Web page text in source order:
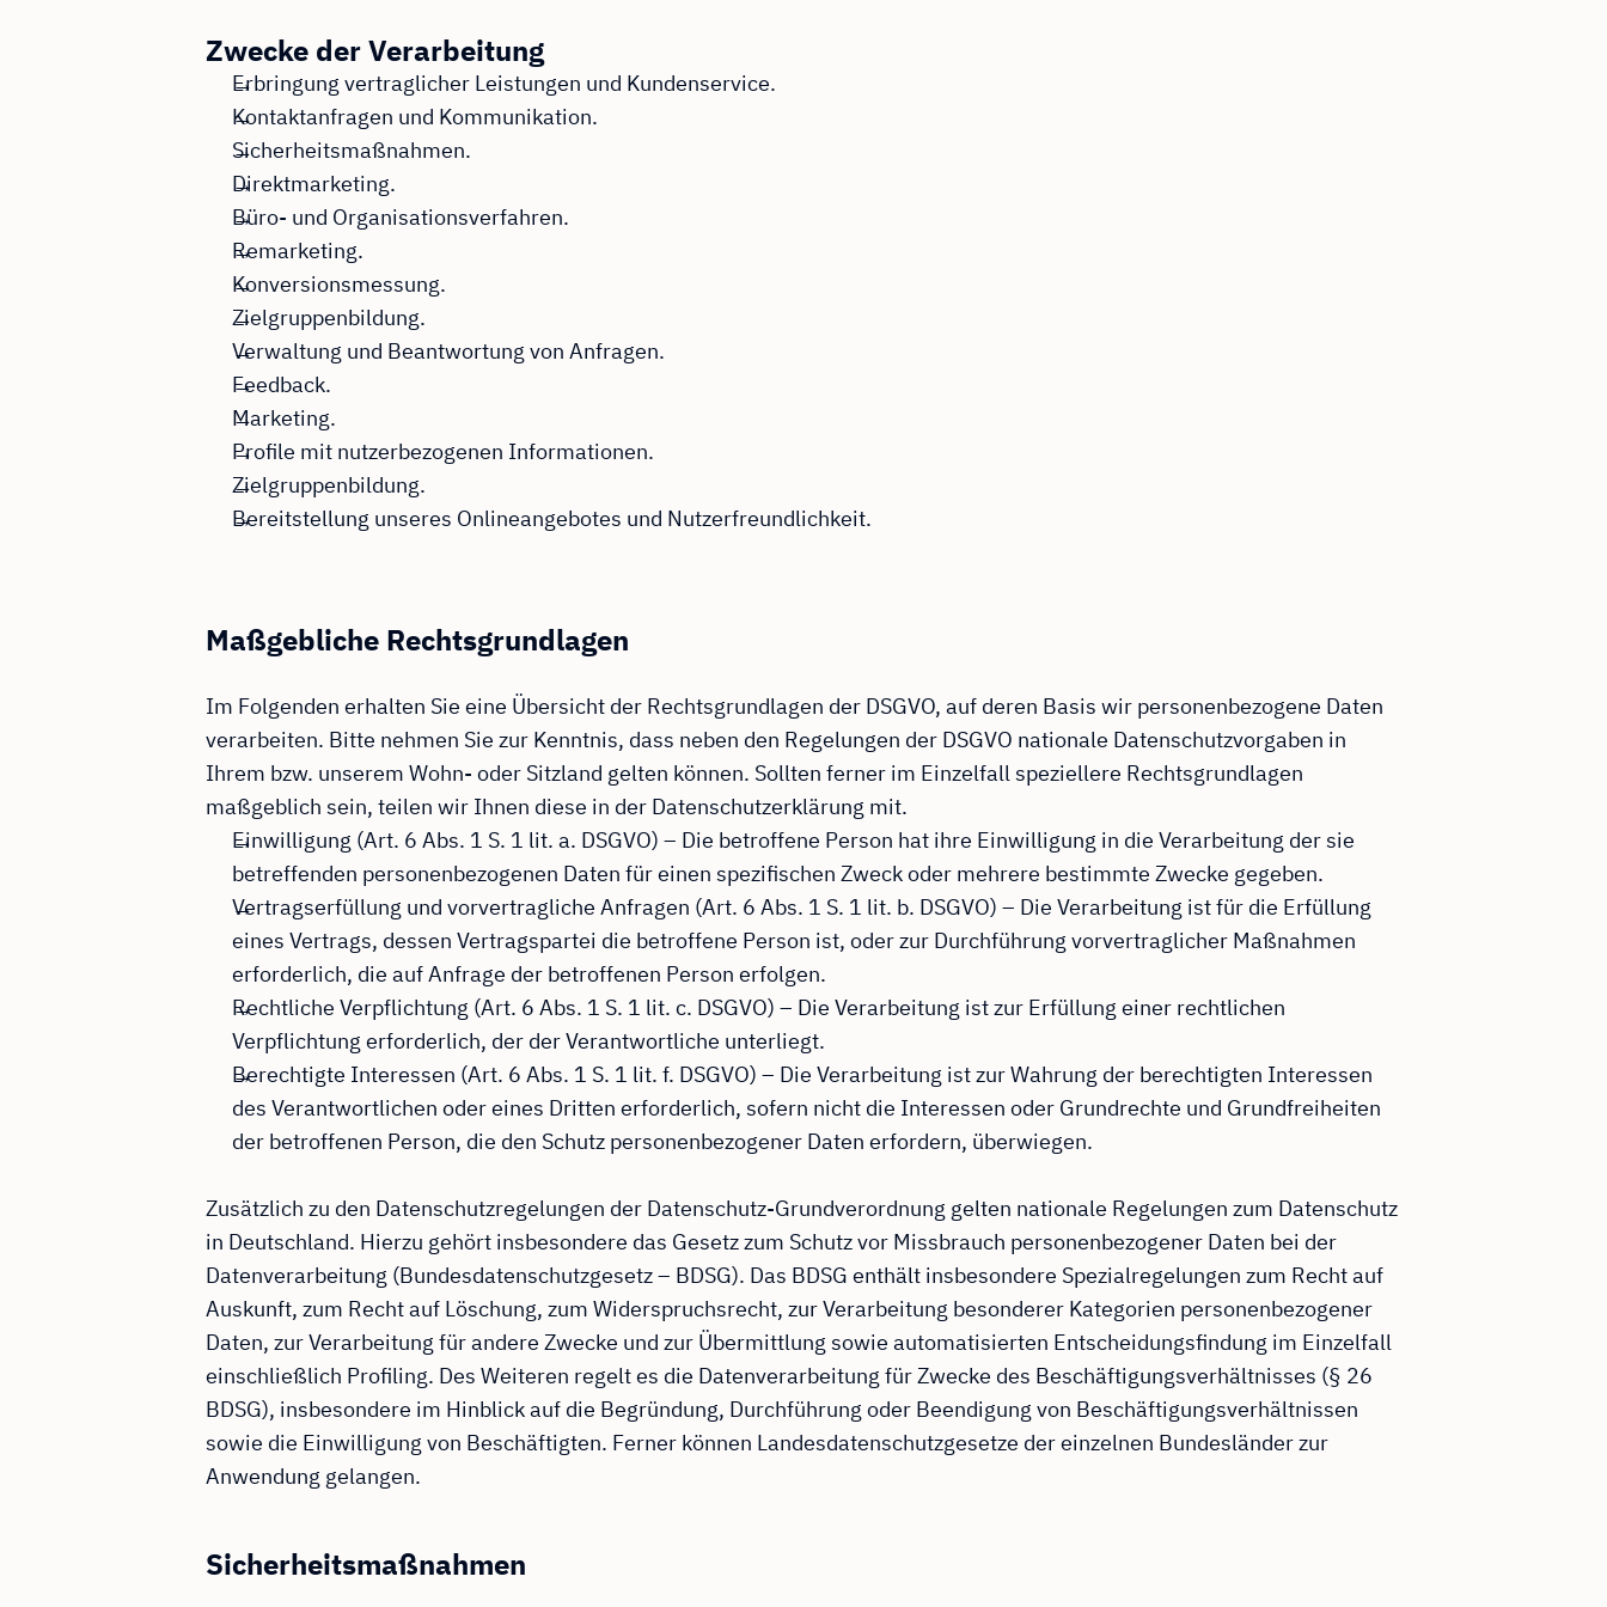
Zwecke der Verarbeitung
Erbringung vertraglicher Leistungen und Kundenservice.
Kontaktanfragen und Kommunikation.
Sicherheitsmaßnahmen.
Direktmarketing.
Büro- und Organisationsverfahren.
Remarketing.
Konversionsmessung.
Zielgruppenbildung.
Verwaltung und Beantwortung von Anfragen.
Feedback.
Marketing.
Profile mit nutzerbezogenen Informationen.
Zielgruppenbildung.
Bereitstellung unseres Onlineangebotes und Nutzerfreundlichkeit.
Maßgebliche Rechtsgrundlagen
Im Folgenden erhalten Sie eine Übersicht der Rechtsgrundlagen der DSGVO, auf deren Basis wir personenbezogene Daten
verarbeiten. Bitte nehmen Sie zur Kenntnis, dass neben den Regelungen der DSGVO nationale Datenschutzvorgaben in
Ihrem bzw. unserem Wohn- oder Sitzland gelten können. Sollten ferner im Einzelfall speziellere Rechtsgrundlagen
maßgeblich sein, teilen wir Ihnen diese in der Datenschutzerklärung mit.
Einwilligung (Art. 6 Abs. 1 S. 1 lit. a. DSGVO) – Die betroffene Person hat ihre Einwilligung in die Verarbeitung der sie
betreffenden personenbezogenen Daten für einen spezifischen Zweck oder mehrere bestimmte Zwecke gegeben.
Vertragserfüllung und vorvertragliche Anfragen (Art. 6 Abs. 1 S. 1 lit. b. DSGVO) – Die Verarbeitung ist für die Erfüllung
eines Vertrags, dessen Vertragspartei die betroffene Person ist, oder zur Durchführung vorvertraglicher Maßnahmen
erforderlich, die auf Anfrage der betroffenen Person erfolgen.
Rechtliche Verpflichtung (Art. 6 Abs. 1 S. 1 lit. c. DSGVO) – Die Verarbeitung ist zur Erfüllung einer rechtlichen
Verpflichtung erforderlich, der der Verantwortliche unterliegt.
Berechtigte Interessen (Art. 6 Abs. 1 S. 1 lit. f. DSGVO) – Die Verarbeitung ist zur Wahrung der berechtigten Interessen
des Verantwortlichen oder eines Dritten erforderlich, sofern nicht die Interessen oder Grundrechte und Grundfreiheiten
der betroffenen Person, die den Schutz personenbezogener Daten erfordern, überwiegen.
Zusätzlich zu den Datenschutzregelungen der Datenschutz-Grundverordnung gelten nationale Regelungen zum Datenschutz
in Deutschland. Hierzu gehört insbesondere das Gesetz zum Schutz vor Missbrauch personenbezogener Daten bei der
Datenverarbeitung (Bundesdatenschutzgesetz – BDSG). Das BDSG enthält insbesondere Spezialregelungen zum Recht auf
Auskunft, zum Recht auf Löschung, zum Widerspruchsrecht, zur Verarbeitung besonderer Kategorien personenbezogener
Daten, zur Verarbeitung für andere Zwecke und zur Übermittlung sowie automatisierten Entscheidungsfindung im Einzelfall
einschließlich Profiling. Des Weiteren regelt es die Datenverarbeitung für Zwecke des Beschäftigungsverhältnisses (§ 26
BDSG), insbesondere im Hinblick auf die Begründung, Durchführung oder Beendigung von Beschäftigungsverhältnissen
sowie die Einwilligung von Beschäftigten. Ferner können Landesdatenschutzgesetze der einzelnen Bundesländer zur
Anwendung gelangen.
Sicherheitsmaßnahmen